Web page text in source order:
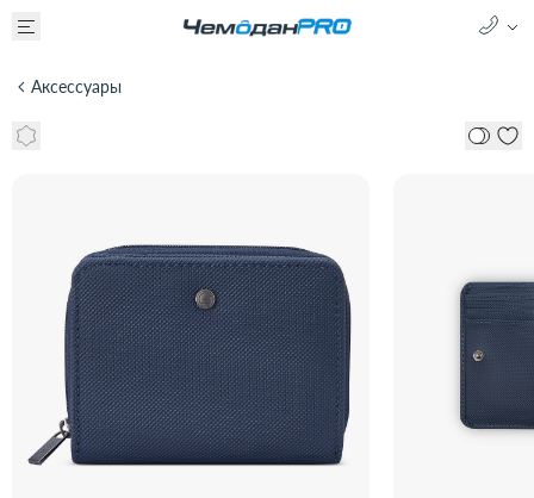
Аксессуары